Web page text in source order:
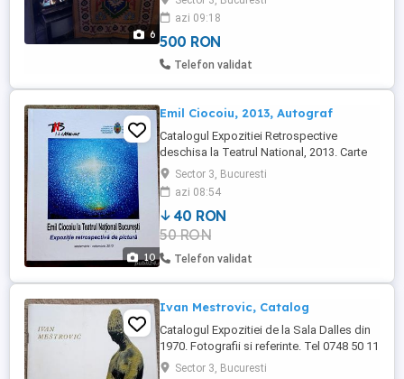
6
Hostess - inclus! Oferim Servicii
Divertisment pentru Party-uri cu DJ, Host,
sau Setup-uri in stil - Retro Gaming, LAN
Party cu Console, PC-uri si SETUP din anii
azi 09:18
500 RON
Telefon validat
10
Emil Ciocoiu, 2013, Autograf
Catalogul Expozitiei Retrospective
deschisa la Teatrul National, 2013. Carte
cu dedicatie si autograf. Tel
Sector 3, Bucuresti
azi 08:54
40 RON
50 RON
Telefon validat
Ivan Mestrovic, Catalog
Catalogul Expozitiei de la Sala Dalles din
1970. Fotografii si referinte. Tel 0748 50 11
24 Sector 3, Bucuresti